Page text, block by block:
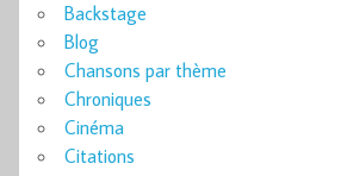
Backstage
Blog
Chansons par thème
Chroniques
Cinéma
Citations